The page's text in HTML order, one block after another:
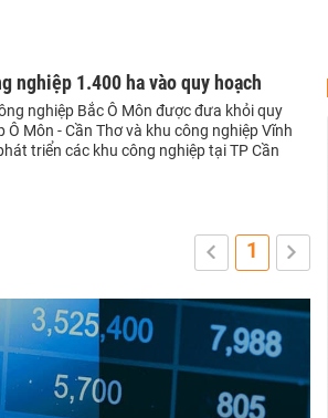
nghiệp 1.400 ha vào quy hoạch
nghiệp Bắc Ô Môn được đưa khỏi quy
Môn - Cần Thơ và khu công nghiệp Vĩnh
triển các khu công nghiệp tại TP Cần
1